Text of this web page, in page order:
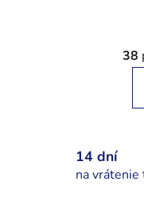
38
14 dní
na vrátenie